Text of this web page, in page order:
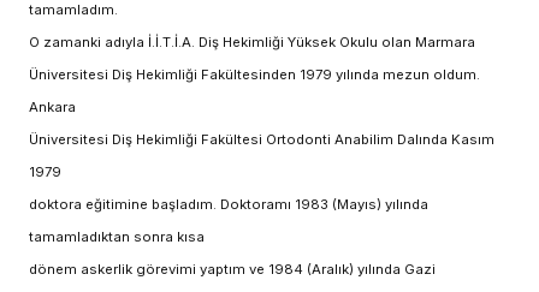
tamamladım.
O zamanki adıyla İ.İ.T.İ.A. Diş Hekimliği Yüksek Okulu olan Marmara
Üniversitesi Diş Hekimliği Fakültesinden 1979 yılında mezun oldum.
Ankara
Üniversitesi Diş Hekimliği Fakültesi Ortodonti Anabilim Dalında Kasım
1979
doktora eğitimine başladım. Doktoramı 1983 (Mayıs) yılında
tamamladıktan sonra kısa
dönem askerlik görevimi yaptım ve 1984 (Aralık) yılında Gazi